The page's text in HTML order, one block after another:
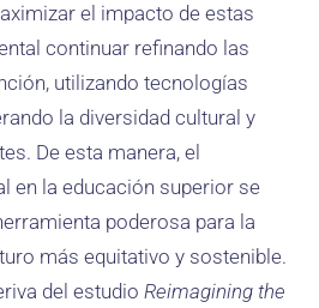
el impacto de estas
continuar refinando las
utilizando tecnologías
la diversidad cultural y
De esta manera, el
en la educación superior se
poderosa para la
más equitativo y sostenible.
del estudio Reimagining the